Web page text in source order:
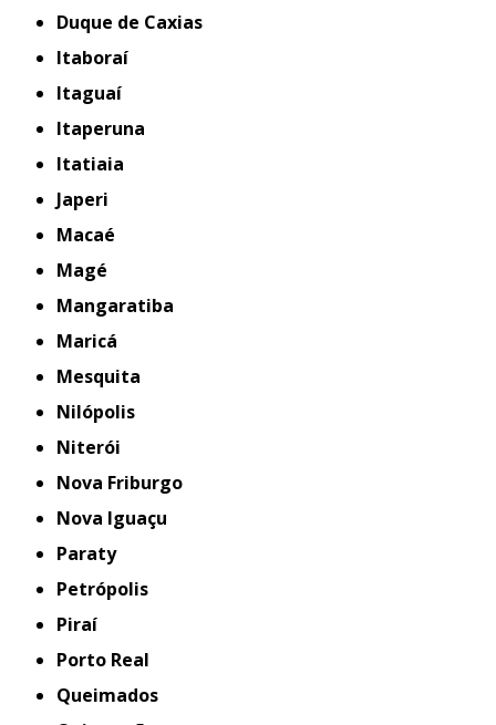
Duque de Caxias
Itaboraí
Itaguaí
Itaperuna
Itatiaia
Japeri
Macaé
Magé
Mangaratiba
Maricá
Mesquita
Nilópolis
Niterói
Nova Friburgo
Nova Iguaçu
Paraty
Petrópolis
Piraí
Porto Real
Queimados